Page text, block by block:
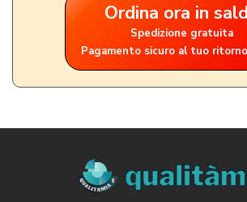
Ordina ora in
Spedizione gratuita
Pagamento sicuro al tuo